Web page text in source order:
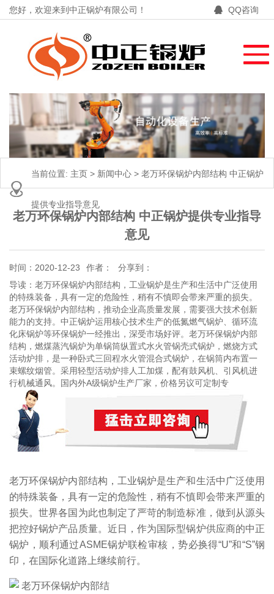
您好，欢迎来到中正锅炉有限公司！ QQ咨询
当前位置: 主页 > 新闻中心 > 老万环保锅炉内部结构 中正锅炉
提供专业指导意见
老万环保锅炉内部结构 中正锅炉提供专业指导
意见
时间：2020-12-23 作者：
分享到：
导读：老万环保锅炉内部结构，工业锅炉是生产和生活中广泛使用
的特殊装备，具有一定的危险性，稍有不慎即会带来严重的损失。
老万环保锅炉内部结构，推动企业高质量发展，需要强大技术创新
能力的支持。中正锅炉运用核心技术生产的低氮燃气锅炉、循环流
化床锅炉等环保锅炉一经推出，深受市场好评。老万环保锅炉内部
结构，燃煤蒸汽锅炉为单锅筒纵置式水火管锅壳式锅炉，燃烧方式
活动炉排，是一种卧式三回程水火管混合式锅炉，在锅筒内布置一
束螺纹烟管。采用轻型活动炉排人工加煤，配有鼓风机、引风机进
行机械通风。国内外A级锅炉生产厂家，价格另议可定制专
老万环保锅炉内部结构，工业锅炉是生产和生活中广泛使用
的特殊装备，具有一定的危险性，稍有不慎即会带来严重的
损失。世界各国为此也制定了严苛的制造标准，做到从源头
把控好锅炉产品质量。近日，作为国际型锅炉供应商的中正
锅炉，顺利通过ASME锅炉联检审核，势必换得“U”和“S”钢
印，在国际化道路上继续前行。